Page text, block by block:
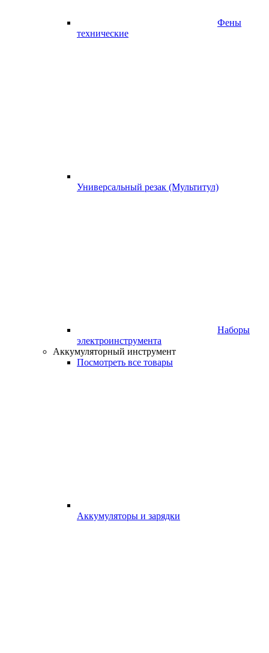
Фены
технические
Универсальный резак (Мультитул)
Наборы
электроинструмента
Аккумуляторный инструмент
Посмотреть все товары
Аккумуляторы и зарядки